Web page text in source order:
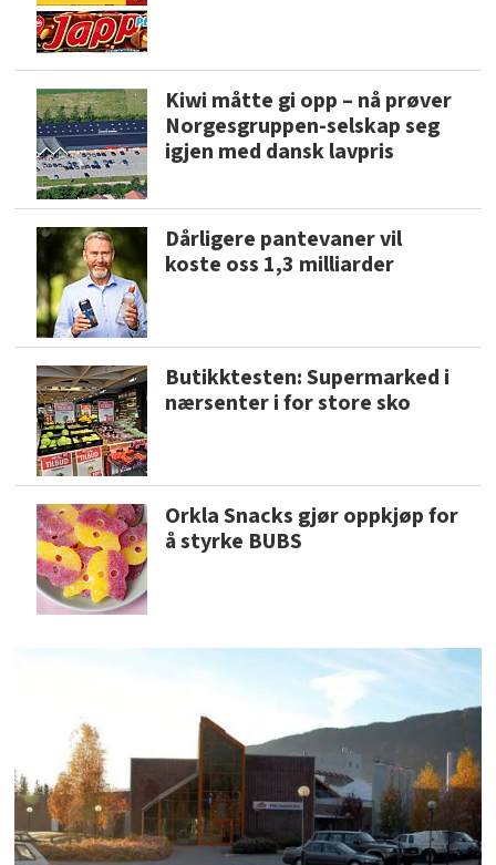
Kiwi måtte gi opp – nå prøver
Norgesgruppen-selskap seg
igjen med dansk lavpris
Dårligere pantevaner vil
koste oss 1,3 milliarder
Butikktesten: Supermarked i
nærsenter i for store sko
Orkla Snacks gjør oppkjøp for
å styrke BUBS